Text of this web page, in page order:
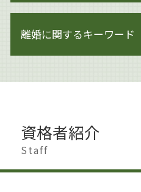
著作権 対象
著作権 知的財産権
著作権とは
著作権 貸与
著作権侵害 身近な例
著作権侵害
著作権 訴えられなければ
著作権法
就業規則 不利益変更
企業法務 世田谷区
企業法務 法律事務所
企業法務 取り組み
企業法務 会社
企業法務 契約書チェック
企業法務 株主総会
遺産分割 割合
相続 借金
相続 相談先
相続 生前
土地 生前対策
相続 手続き 代行
離婚に関するキーワード
離婚 夫から
離婚 親
離婚したい 男
資格者紹介
Staff